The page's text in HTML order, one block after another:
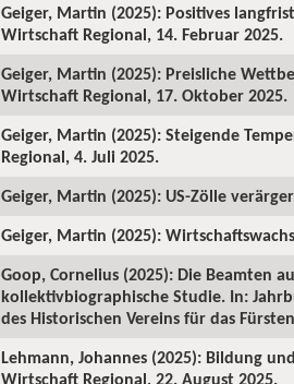
Geiger, Martin (2025): Positives
Wirtschaft Regional, 14. Februar 2025.
Geiger, Martin (2025): Preisliche
Wirtschaft Regional, 17. Oktober 2025.
Geiger, Martin (2025): Steigende
Regional, 4. Juli 2025.
Geiger, Martin (2025): US-Zölle
Geiger, Martin (2025):
Goop, Cornelius (2025): Die Beamten
kollektivbiographische Studie. In:
des Historischen Vereins für das
Lehmann, Johannes (2025): Bildung
Wirtschaft Regional, 22. August 2025.